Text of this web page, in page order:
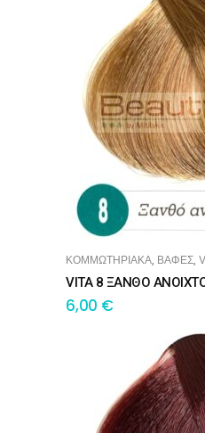
ΠΡΟΣΘΉΚΗ ΣΤΟ
ΚΟΜΜΩΤΗΡΙΑΚΑ, ΒΑΦΕΣ,
VITA 8 ΞΑΝΘΟ
6,00 €